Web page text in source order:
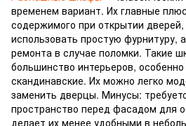
временем вариант. Их главные
содержимого при открытии
использовать простую фурнитуру,
ремонта в случае поломки. Такие
большинство интерьеров,
скандинавские. Их можно легко
заменить дверцы. Минусы:
пространство перед фасадом для
делает их менее удобными в